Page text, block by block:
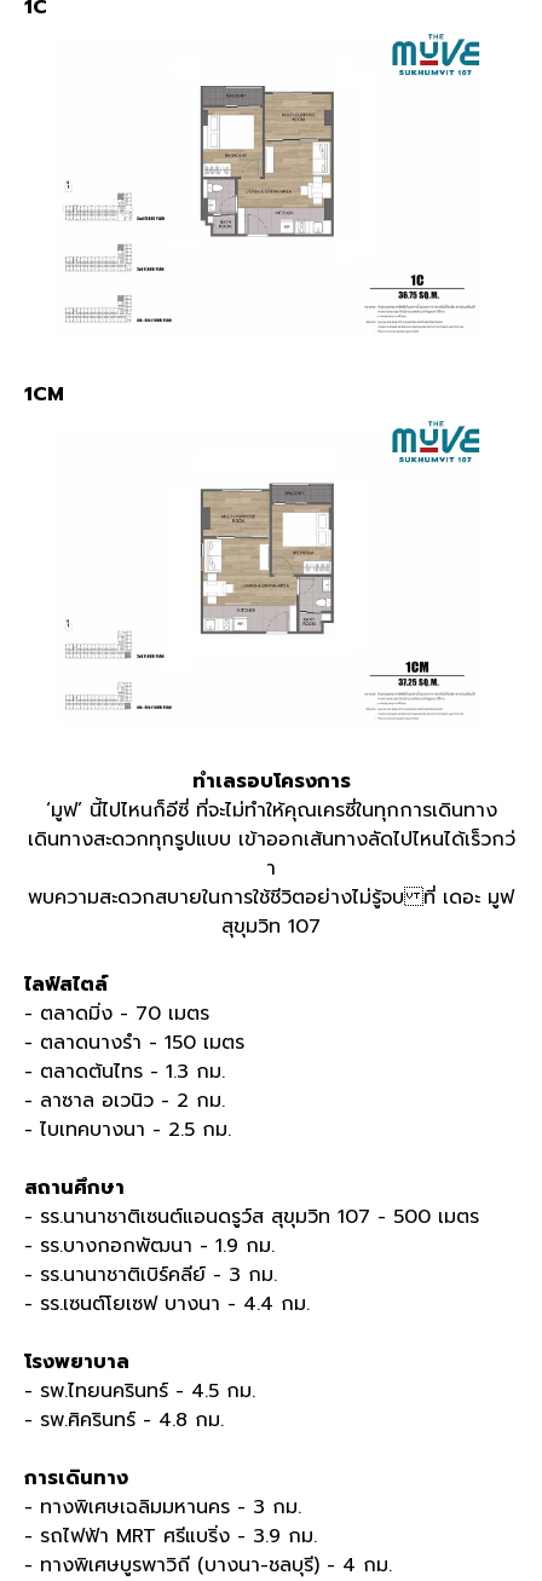
1C
1CM
ทำเลรอบโครงการ
‘มูฟ’ นี้ไปไหนก็อีซี่ ที่จะไม่ทำให้คุณเครซี่ในทุกการเดินทาง
เดินทางสะดวกทุกรูปแบบ เข้าออกเส้นทางลัดไปไหนได้เร็วกว่
า
พบความสะดวกสบายในการใช้ชีวิตอย่างไม่รู้จบ ที่ เดอะ มูฟ
สุขุมวิท 107
ไลฟ์สไตล์
- ตลาดมิ่ง - 70 เมตร
- ตลาดนางรำ - 150 เมตร
- ตลาดต้นไทร - 1.3 กม.
- ลาซาล อเวนิว - 2 กม.
- ไบเทคบางนา - 2.5 กม.
สถานศึกษา
- รร.นานาชาติเซนต์แอนดรูว์ส สุขุมวิท 107 - 500 เมตร
- รร.บางกอกพัฒนา - 1.9 กม.
- รร.นานาชาติเบิร์คลีย์ - 3 กม.
- รร.เซนต์โยเซฟ บางนา - 4.4 กม.
โรงพยาบาล
- รพ.ไทยนครินทร์ - 4.5 กม.
- รพ.ศิครินทร์ - 4.8 กม.
การเดินทาง
- ทางพิเศษเฉลิมมหานคร - 3 กม.
- รถไฟฟ้า MRT ศรีแบริ่ง - 3.9 กม.
- ทางพิเศษบูรพาวิถี (บางนา-ชลบุรี) - 4 กม.